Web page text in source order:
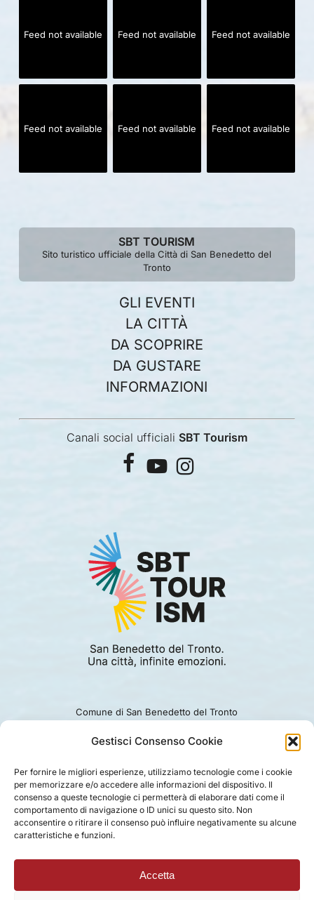
Gestisci Consenso Cookie
Per fornire le migliori esperienze, utilizziamo tecnologie come i cookie
per memorizzare e/o accedere alle informazioni del dispositivo. Il
consenso a queste tecnologie ci permetterà di elaborare dati come il
comportamento di navigazione o ID unici su questo sito. Non
acconsentire o ritirare il consenso può influire negativamente su alcune
caratteristiche e funzioni.
Accetta
Feed not available Feed not available Feed not available
Feed not available Feed not available Feed not available
SBT TOURISM
Sito turistico ufficiale della Città di San Benedetto del
Tronto
GLI EVENTI
LA CITTÀ
DA SCOPRIRE
DA GUSTARE
INFORMAZIONI
Canali social ufficiali SBT Tourism
facebook
youtubeinstagram
Comune di San Benedetto del Tronto
Ufficio turismo: 0735.794229
PRIVACY |COOKIE | LEGAL |DISCLAIMER